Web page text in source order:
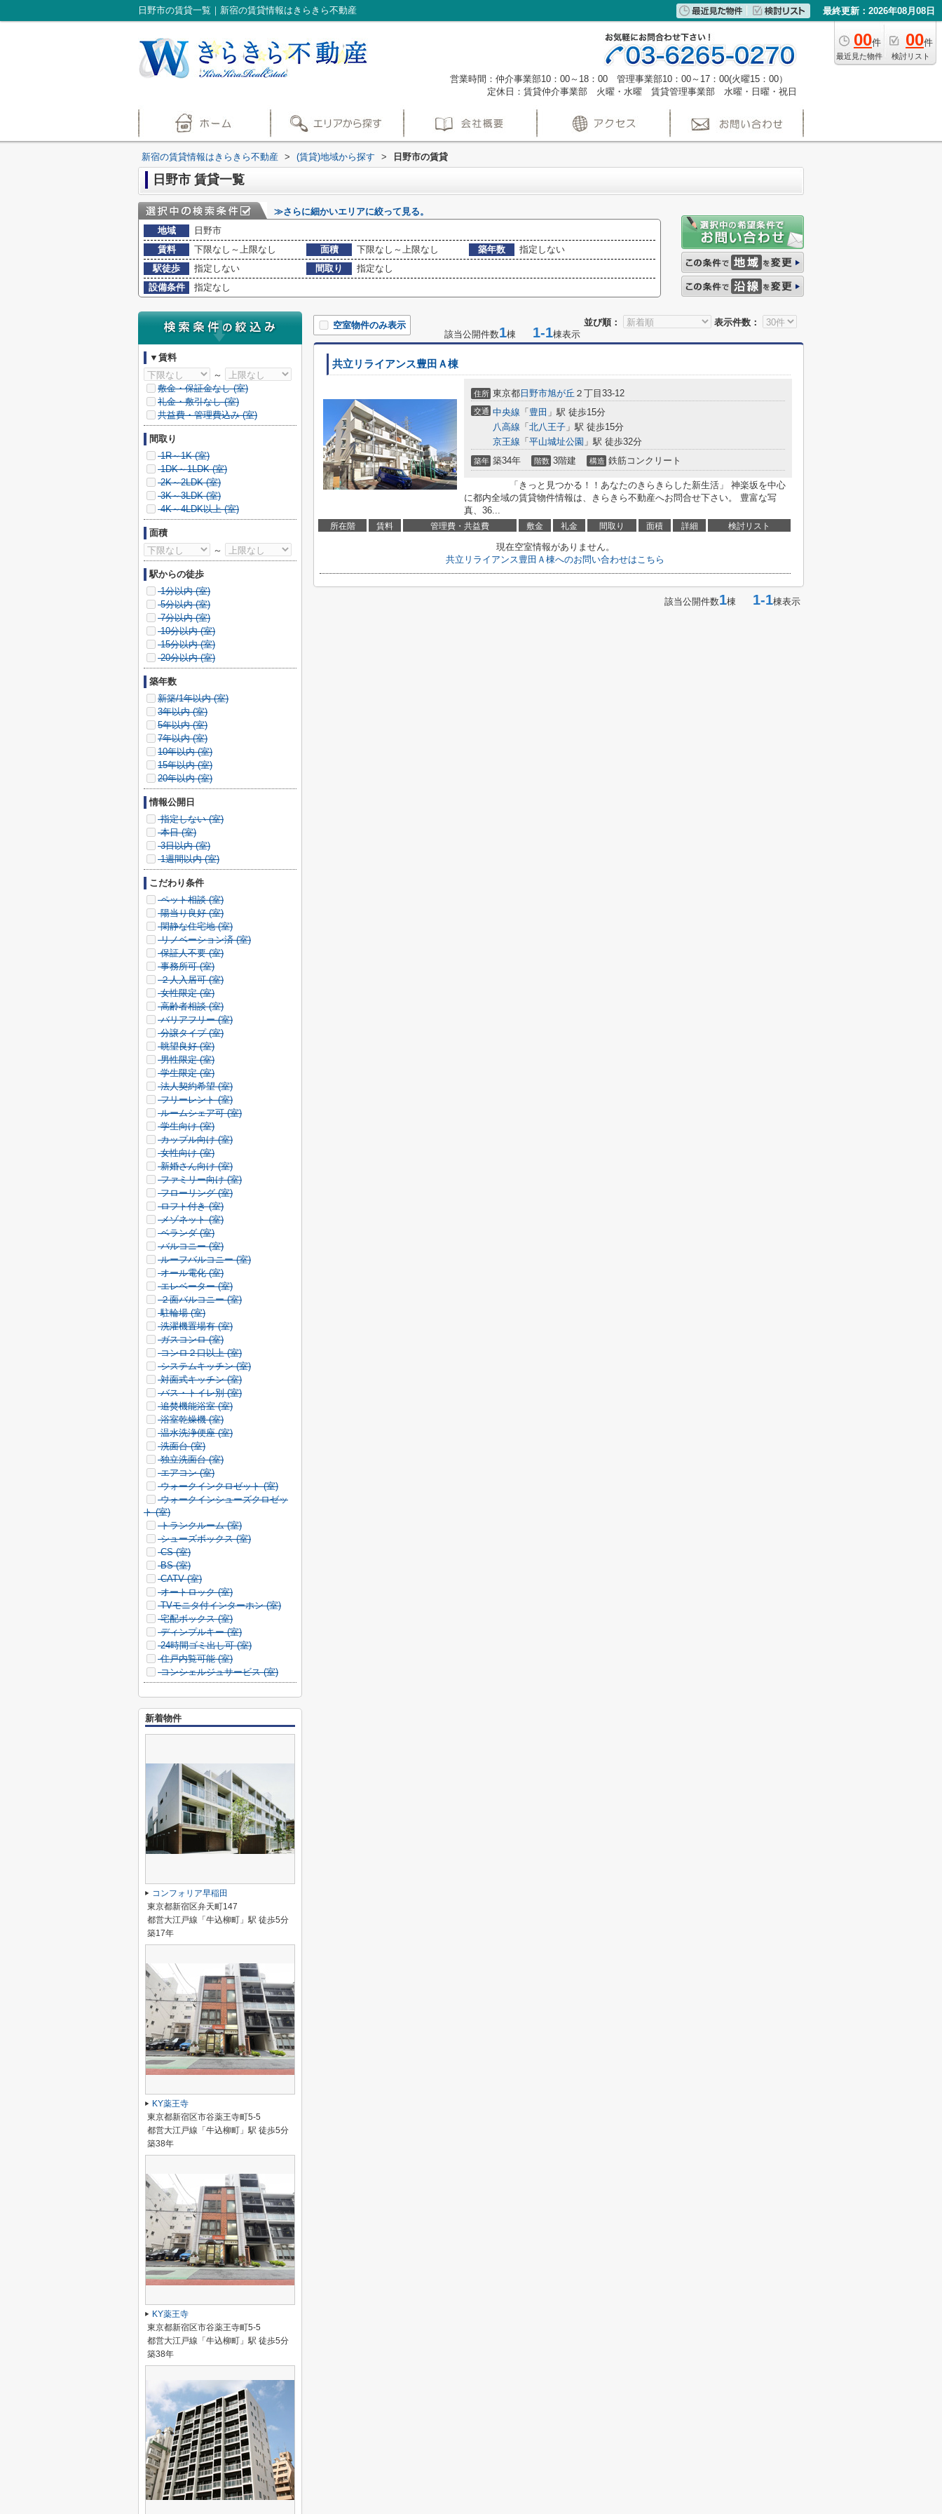
日野市の賃貸一覧｜新宿の賃貸情報はきらきら不動産 最終更新：2026年08月08日
00件
最近見た物件
00件
検討リスト
営業時間：仲介事業部10：00～18：00 管理事業部10：00～17：00(火曜15：00）
定休日：賃貸仲介事業部 火曜・水曜 賃貸管理事業部 水曜・日曜・祝日
新宿の賃貸情報はきらきら不動産 > (賃貸)地域から探す > 日野市の賃貸
日野市 賃貸一覧
≫さらに細かいエリアに絞って見る。
地域
日野市
賃料
下限なし～上限なし 面積 下限なし～上限なし 築年数
指定しない
駅徒歩
指定しない 間取り
指定なし
設備条件
指定なし
並び順： 表示件数：
空室物件のみ表示
該当公開件数1棟 1-1棟表示
共立リライアンス豊田Ａ棟
住所 東京都 日野市旭が丘 ２丁目33-12
交通 中央線 「 豊田 」駅 徒歩15分
八高線 「 北八王子 」駅 徒歩15分
京王線 「 平山城址公園 」駅 徒歩32分
築年 築34年 階数 3階建 構造 鉄筋コンクリート
「きっと見つかる！！あなたのきらきらした新生活」 神楽坂を中心
に都内全域の賃貸物件情報は、きらきら不動産へお問合せ下さい。 豊富な写
真、36...
所在階 賃料 管理費・共益費 敷金 礼金 間取り 面積 詳細 検討リスト
現在空室情報がありません。
共立リライアンス豊田Ａ棟へのお問い合わせはこちら
該当公開件数1棟 1-1棟表示
▼賃料
～
敷金・保証金なし (室)
礼金・敷引なし (室)
共益費・管理費込み (室)
間取り
1R～1K (室)
1DK～1LDK (室)
2K～2LDK (室)
3K～3LDK (室)
4K～4LDK以上 (室)
面積
～
駅からの徒歩
1分以内 (室)
5分以内 (室)
7分以内 (室)
10分以内 (室)
15分以内 (室)
20分以内 (室)
築年数
新築/1年以内 (室)
3年以内 (室)
5年以内 (室)
7年以内 (室)
10年以内 (室)
15年以内 (室)
20年以内 (室)
情報公開日
指定しない (室)
本日 (室)
3日以内 (室)
1週間以内 (室)
こだわり条件
ペット相談 (室)
陽当り良好 (室)
閑静な住宅地 (室)
リノベーション済 (室)
保証人不要 (室)
事務所可 (室)
２人入居可 (室)
女性限定 (室)
高齢者相談 (室)
バリアフリー (室)
分譲タイプ (室)
眺望良好 (室)
男性限定 (室)
学生限定 (室)
法人契約希望 (室)
フリーレント (室)
ルームシェア可 (室)
学生向け (室)
カップル向け (室)
女性向け (室)
新婚さん向け (室)
ファミリー向け (室)
フローリング (室)
ロフト付き (室)
メゾネット (室)
ベランダ (室)
バルコニー (室)
ルーフバルコニー (室)
オール電化 (室)
エレベーター (室)
２面バルコニー (室)
駐輪場 (室)
洗濯機置場有 (室)
ガスコンロ (室)
コンロ２口以上 (室)
システムキッチン (室)
対面式キッチン (室)
バス・トイレ別 (室)
追焚機能浴室 (室)
浴室乾燥機 (室)
温水洗浄便座 (室)
洗面台 (室)
独立洗面台 (室)
エアコン (室)
ウォークインクロゼット (室)
ウォークインシューズクロゼッ
ト (室)
トランクルーム (室)
シューズボックス (室)
CS (室)
BS (室)
CATV (室)
オートロック (室)
TVモニタ付インターホン (室)
宅配ボックス (室)
ディンプルキー (室)
24時間ゴミ出し可 (室)
住戸内覧可能 (室)
コンシェルジュサービス (室)
新着物件
コンフォリア早稲田
東京都新宿区弁天町147
都営大江戸線「牛込柳町」駅 徒歩5分
築17年
KY薬王寺
東京都新宿区市谷薬王寺町5-5
都営大江戸線「牛込柳町」駅 徒歩5分
築38年
KY薬王寺
東京都新宿区市谷薬王寺町5-5
都営大江戸線「牛込柳町」駅 徒歩5分
築38年